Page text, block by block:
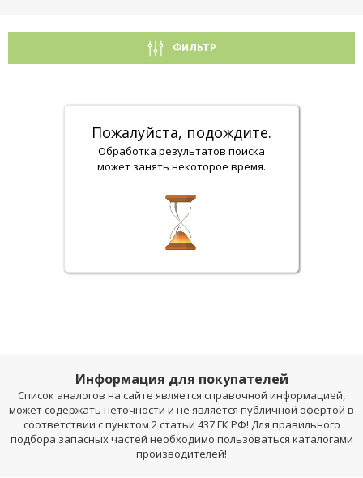
ФИЛЬТР
Пожалуйста, подождите.
Обработка результатов поиска
может занять некоторое время.
Информация для покупателей
Список аналогов на сайте является справочной информацией,
может содержать неточности и не является публичной офертой в
соответствии с пунктом 2 статьи 437 ГК РФ! Для правильного
подбора запасных частей необходимо пользоваться каталогами
производителей!